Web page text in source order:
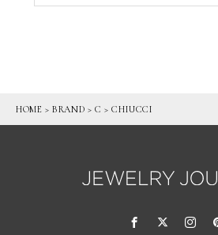
HOME >BRAND >C >CHIUCCI